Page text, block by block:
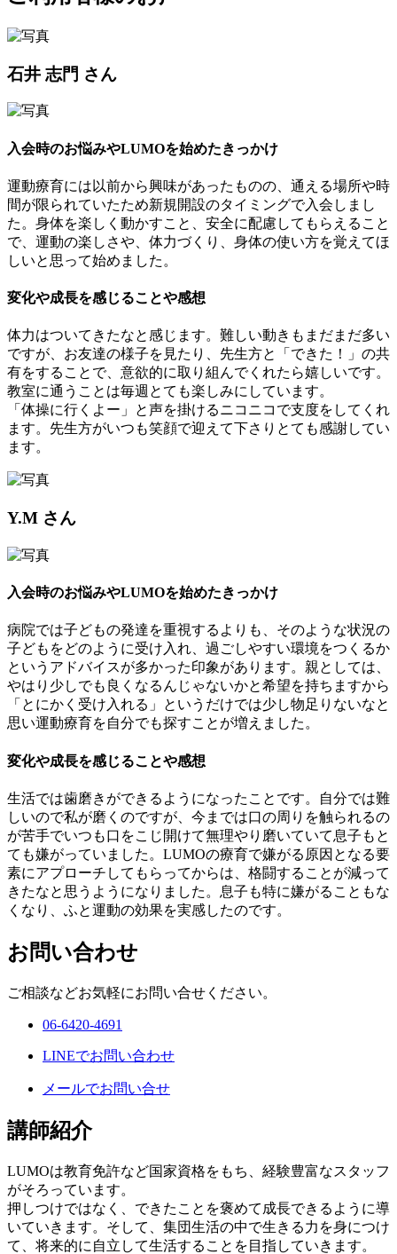
石井 志門 さん
入会時のお悩みやLUMOを始めたきっかけ
運動療育には以前から興味があったものの、通える場所や時
間が限られていたため新規開設のタイミングで入会しまし
た。身体を楽しく動かすこと、安全に配慮してもらえること
で、運動の楽しさや、体力づくり、身体の使い方を覚えてほ
しいと思って始めました。
変化や成長を感じることや感想
体力はついてきたなと感じます。難しい動きもまだまだ多い
ですが、お友達の様子を見たり、先生方と「できた！」の共
有をすることで、意欲的に取り組んでくれたら嬉しいです。
教室に通うことは毎週とても楽しみにしています。
「体操に行くよー」と声を掛けるニコニコで支度をしてくれ
ます。先生方がいつも笑顔で迎えて下さりとても感謝してい
ます。
Y.M さん
入会時のお悩みやLUMOを始めたきっかけ
病院では子どもの発達を重視するよりも、そのような状況の
子どもをどのように受け入れ、過ごしやすい環境をつくるか
というアドバイスが多かった印象があります。親としては、
やはり少しでも良くなるんじゃないかと希望を持ちますから
「とにかく受け入れる」というだけでは少し物足りないなと
思い運動療育を自分でも探すことが増えました。
変化や成長を感じることや感想
生活では歯磨きができるようになったことです。自分では難
しいので私が磨くのですが、今までは口の周りを触られるの
が苦手でいつも口をこじ開けて無理やり磨いていて息子もと
ても嫌がっていました。LUMOの療育で嫌がる原因となる要
素にアプローチしてもらってからは、格闘することが減って
きたなと思うようになりました。息子も特に嫌がることもな
くなり、ふと運動の効果を実感したのです。
お問い合わせ
ご相談などお気軽にお問い合せください。
06-6420-4691
LINEでお問い合わせ
メールでお問い合せ
講師紹介
LUMOは教育免許など国家資格をもち、経験豊富なスタッフ
がそろっています。
押しつけではなく、できたことを褒めて成長できるように導
いていきます。そして、集団生活の中で生きる力を身につけ
て、将来的に自立して生活することを目指していきます。